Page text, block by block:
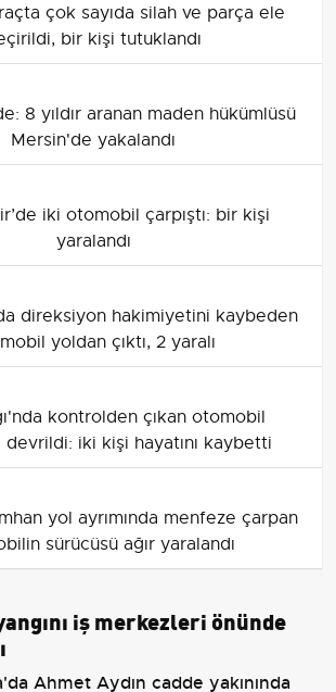
çok sayıda silah ve parça ele
bir kişi tutuklandı
8 yıldır aranan maden hükümlüsü
Mersin'de yakalandı
iki otomobil çarpıştı: bir kişi
yaralandı
direksiyon hakimiyetini kaybeden
yoldan çıktı, 2 yaralı
kontrolden çıkan otomobil
devrildi: iki kişi hayatını kaybetti
yol ayrımında menfeze çarpan
sürücüsü ağır yaralandı
iş merkezleri önünde
Ahmet Aydın cadde yakınında